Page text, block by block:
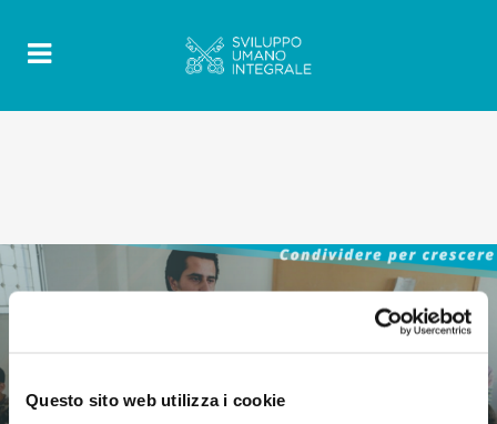
Questo sito web utilizza i cookie